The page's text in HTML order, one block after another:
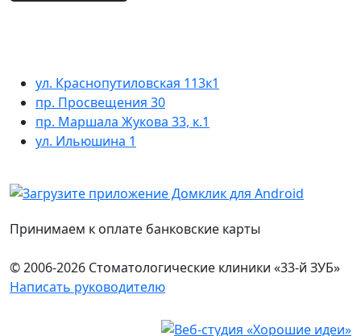
ул. Краснопутиловская 113к1
пр. Просвещения 30
пр. Маршала Жукова 33, к.1
ул. Ильюшина 1
Принимаем к оплате банковские карты
© 2006-2026 Стоматологические клиники «33-й ЗУБ»
Написать руководителю